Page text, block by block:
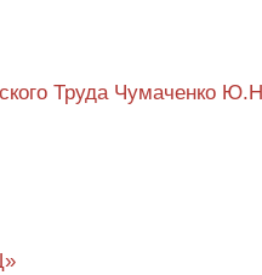
Труда Чумаченко